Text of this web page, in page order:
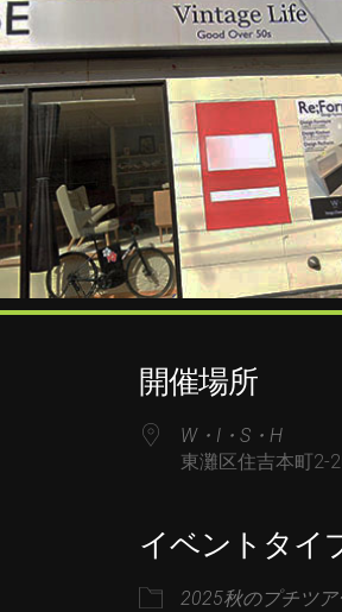
iCalendar
開催場所
W・I・S・H
東灘区住吉本町2-
イベントタイ
2025秋のプチツア